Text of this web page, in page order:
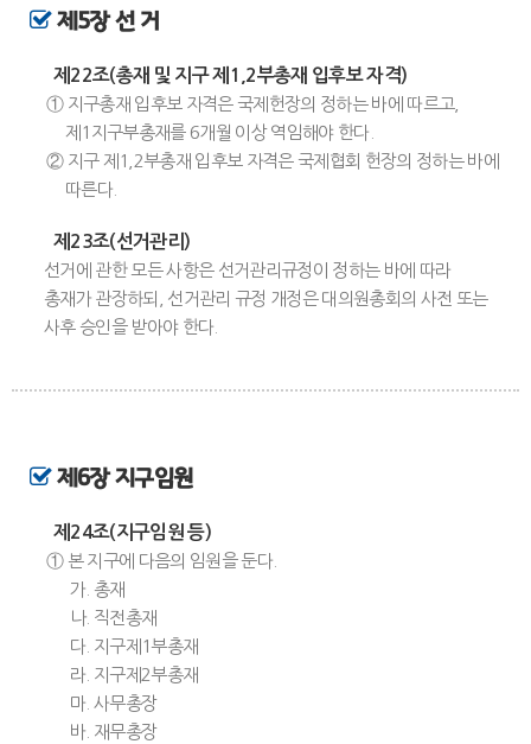
제5장 선 거
제22조(총재 및 지구 제1,2부총재 입후보 자격)
① 지구총재 입후보 자격은 국제헌장의 정하는 바에 따르고,
제1지구부총재를 6개월 이상 역임해야 한다.
② 지구 제1,2부총재 입후보 자격은 국제협회 헌장의 정하는 바에
따른다.
제23조(선거관리)
선거에 관한 모든 사항은 선거관리규정이 정하는 바에 따라
총재가 관장하되, 선거관리 규정 개정은 대의원총회의 사전 또는
사후 승인을 받아야 한다.
제6장 지구임원
제24조(지구임원 등)
① 본 지구에 다음의 임원을 둔다.
가. 총재
나. 직전총재
다. 지구제1부총재
라. 지구제2부총재
마. 사무총장
바. 재무총장